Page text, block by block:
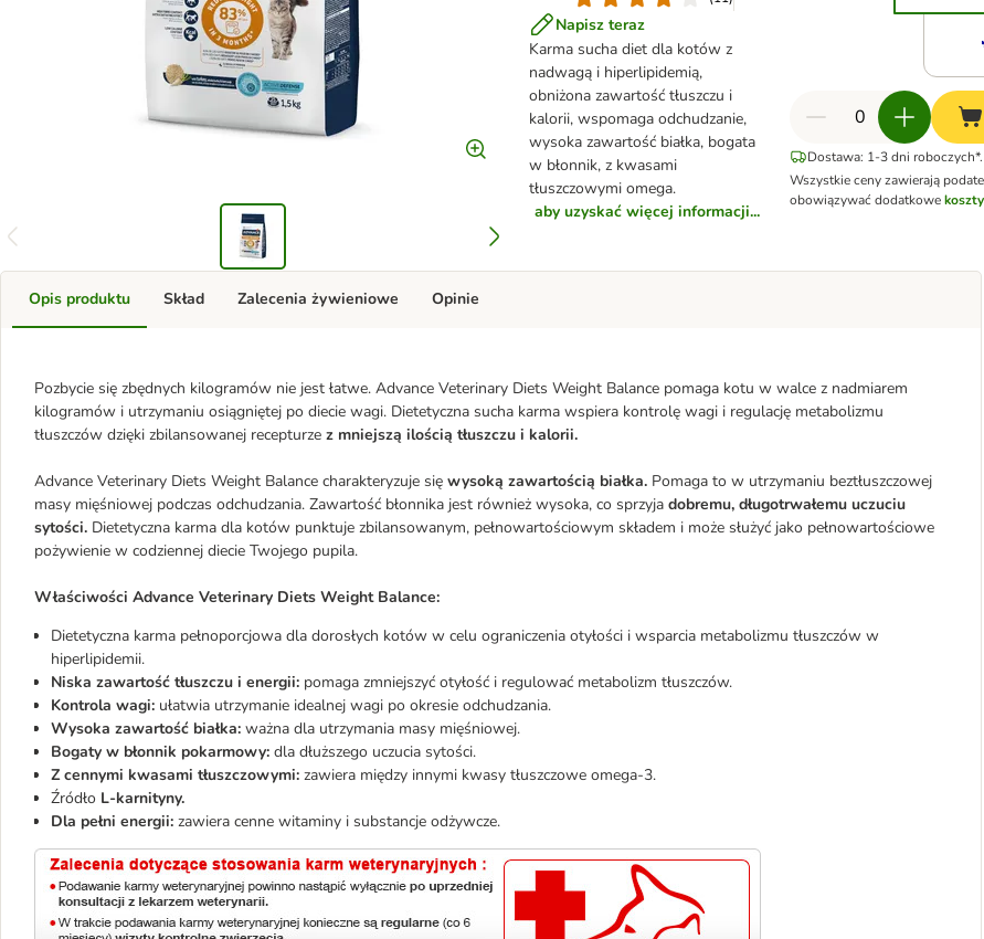
Napisz teraz
Karma sucha diet dla kotów z
nadwagą i hiperlipidemią,
obniżona zawartość tłuszczu i
kalorii, wspomaga odchudzanie,
wysoka zawartość białka, bogata
w błonnik, z kwasami
tłuszczowymi omega.
aby uzyskać więcej informacji...
Dostawa: 1-3 dni roboczych*.
Wszystkie ceny zawierają
obowiązywać dodatkowe
Opis produktu
Pozbycie się zbędnych kilogramów nie jest łatwe. Advance Veterinary Diets Weight Balance pomaga kotu w walce z nadmiarem
kilogramów i utrzymaniu osiągniętej po diecie wagi. Dietetyczna sucha karma wspiera kontrolę wagi i regulację metabolizmu
tłuszczów dzięki zbilansowanej recepturze z mniejszą ilością tłuszczu i kalorii.
Advance Veterinary Diets Weight Balance charakteryzuje się wysoką zawartością białka. Pomaga to w utrzymaniu beztłuszczowej
masy mięśniowej podczas odchudzania. Zawartość błonnika jest również wysoka, co sprzyja dobremu, długotrwałemu uczuciu
sytości. Dietetyczna karma dla kotów punktuje zbilansowanym, pełnowartościowym składem i może służyć jako pełnowartościowe
pożywienie w codziennej diecie Twojego pupila.
Właściwości Advance Veterinary Diets Weight Balance:
Dietetyczna karma pełnoporcjowa dla dorosłych kotów w celu ograniczenia otyłości i wsparcia metabolizmu tłuszczów w
hiperlipidemii.
Niska zawartość tłuszczu i energii: pomaga zmniejszyć otyłość i regulować metabolizm tłuszczów.
Kontrola wagi: ułatwia utrzymanie idealnej wagi po okresie odchudzania.
Wysoka zawartość białka: ważna dla utrzymania masy mięśniowej.
Bogaty w błonnik pokarmowy: dla dłuższego uczucia sytości.
Z cennymi kwasami tłuszczowymi: zawiera między innymi kwasy tłuszczowe omega-3.
Źródło L-karnityny.
Dla pełni energii: zawiera cenne witaminy i substancje odżywcze.
Skład Zalecenia żywieniowe Opinie